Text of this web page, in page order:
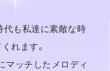
代も私達に素敵な時
れます。
マッチしたメロディ